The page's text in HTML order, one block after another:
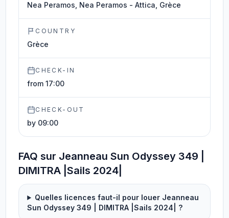
Nea Peramos, Nea Peramos - Attica, Grèce
COUNTRY
Grèce
CHECK-IN
from 17:00
CHECK-OUT
by 09:00
FAQ sur Jeanneau Sun Odyssey 349 |
DIMITRA |Sails 2024|
Quelles licences faut-il pour louer Jeanneau
Sun Odyssey 349 | DIMITRA |Sails 2024| ?